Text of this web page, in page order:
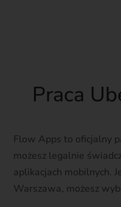
Praca
Flow Apps to oficjalny
możesz legalnie
aplikacjach mobilnych.
Warszawa, możesz